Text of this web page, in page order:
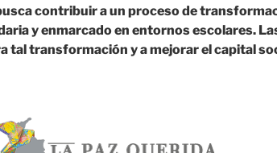
contribuir a un proceso de
y enmarcado en entornos escolares.
tal transformación y a mejorar el capital